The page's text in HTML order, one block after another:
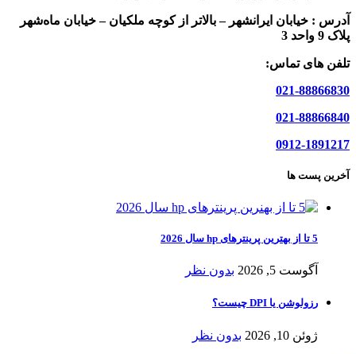
آدرس : خیابان ایرانشهر – بالاتر از کوچه ملکیان – خیابان ماه‌شهر
پلاک 9 واحد 3
تلفن های تماس:
021-88866830
021-88866840
0912-1891217
آخرین پست ها
5 تا از بهترین پرینترهای hp سال 2026
آگوست 5, 2026 بدون نظر
رزولوشن یا DPI چیست؟
ژوئن 10, 2026 بدون نظر